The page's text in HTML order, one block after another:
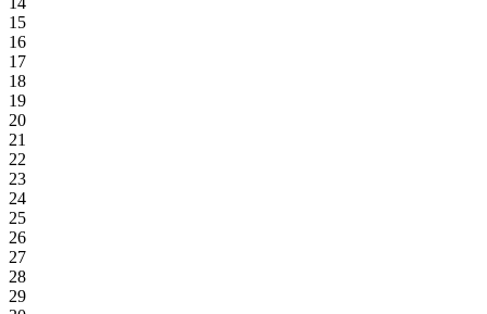
15
16
17
18
19
20
21
22
23
24
25
26
27
28
29